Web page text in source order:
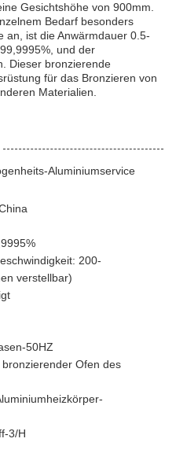
Gesichtshöhe von 900mm.
Bedarf besonders
an, ist die Anwärmdauer 0.5-
und der
Dieser bronzierende
für das Bronzieren von
Materialien.
Aluminiumservice
200-
verstellbar)
50HZ
Ofen des
3/H